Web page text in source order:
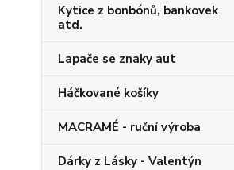
Kytice z bonbónů, bankovek
atd.
Lapače se znaky aut
Háčkované košíky
MACRAMÉ - ruční výroba
Dárky z Lásky - Valentýn